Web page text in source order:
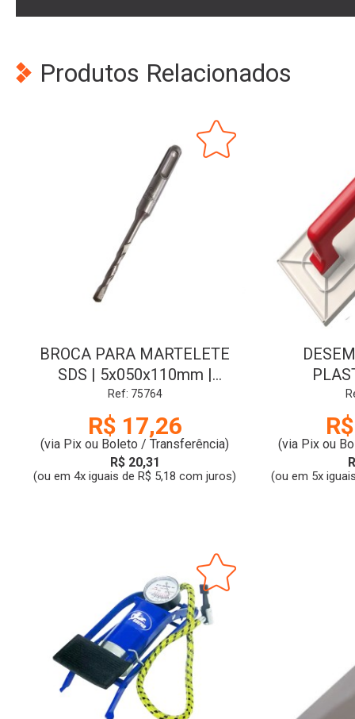
Produtos Relacionados
BROCA PARA MARTELETE
SDS | 5x050x110mm |
TRAMONTINA
Ref: 75764
R$ 17,26
(via Pix ou Boleto / Transferência)
R$ 20,31
(ou em 4x iguais de R$ 5,18 com juros)
(via Pix ou
(ou em 5x